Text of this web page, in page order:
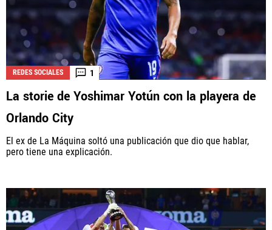
REDES SOCIALES 1
La storie de Yoshimar Yotún con la playera de
Orlando City
El ex de La Máquina soltó una publicación que dio que hablar,
pero tiene una explicación.